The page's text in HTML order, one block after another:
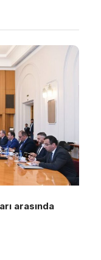
arasında